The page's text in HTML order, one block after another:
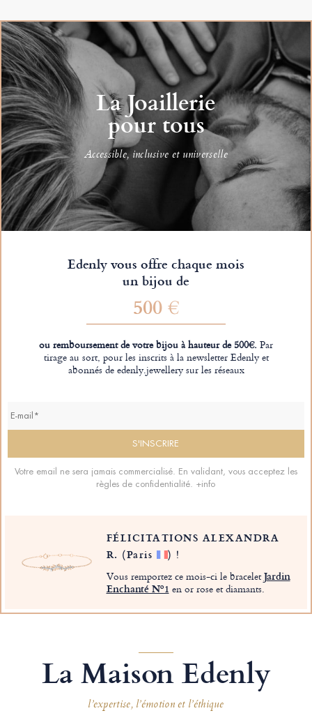
La Joaillerie
pour tous
Accessible, inclusive et universelle
Edenly vous offre chaque mois
un bijou de
500 €
ou remboursement de votre bijou à hauteur de 500€.Par
tirage au sort, pour les inscrits à la newsletter Edenly et
abonnés de edenly.jewellery sur les réseaux
Votre email ne sera jamais commercialisé. En validant, vous acceptez les
règles de confidentialité. +info
FÉLICITATIONS ALEXANDRA
R. (Paris ) !
Vous remportez ce mois-ci le braceletJardin
Enchanté Nº1 en or rose et diamants.
La Maison Edenly
l’expertise, l’émotion et l’éthique